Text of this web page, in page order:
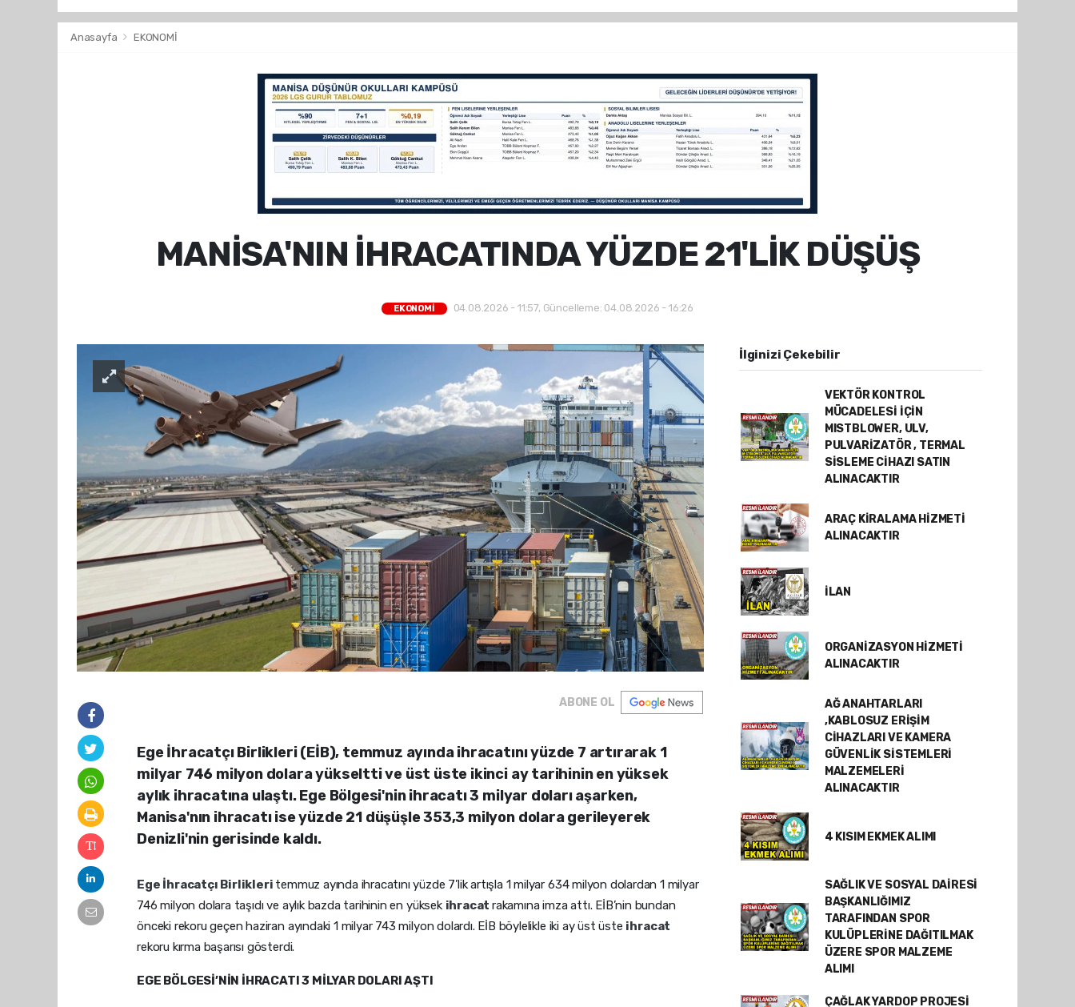
Anasayfa EKONOMİ
MANİSA'NIN İHRACATINDA YÜZDE 21'LİK DÜŞÜŞ
EKONOMİ 04.08.2026 - 11:57, Güncelleme: 04.08.2026 - 16:26
ABONE OL
Ege İhracatçı Birlikleri (EİB), temmuz ayında ihracatını yüzde 7 artırarak 1
milyar 746 milyon dolara yükseltti ve üst üste ikinci ay tarihinin en yüksek
aylık ihracatına ulaştı. Ege Bölgesi'nin ihracatı 3 milyar doları aşarken,
Manisa'nın ihracatı ise yüzde 21 düşüşle 353,3 milyon dolara gerileyerek
Denizli'nin gerisinde kaldı.
Ege İhracatçı Birlikleri temmuz ayında ihracatını yüzde 7’lik artışla 1 milyar 634 milyon dolardan 1 milyar
746 milyon dolara taşıdı ve aylık bazda tarihinin en yüksek ihracatrakamına imza attı. EİB’nin bundan
önceki rekoru geçen haziran ayındaki 1 milyar 743 milyon dolardı. EİB böylelikle iki ay üst üste ihracat
rekoru kırma başarısı gösterdi.
EGE BÖLGESİ’NİN İHRACATI 3 MİLYAR DOLARI AŞTI
İlginizi Çekebilir
VEKTÖR KONTROL
MÜCADELESİ İÇİN
MISTBLOWER, ULV,
PULVARİZATÖR , TERMAL
SİSLEME CİHAZI SATIN
ALINACAKTIR
ARAÇ KİRALAMA HİZMETİ
ALINACAKTIR
İLAN
ORGANİZASYON HİZMETİ
ALINACAKTIR
AĞ ANAHTARLARI
,KABLOSUZ ERİŞİM
CİHAZLARI VE KAMERA
GÜVENLİK SİSTEMLERİ
MALZEMELERİ
ALINACAKTIR
4 KISIM EKMEK ALIMI
SAĞLIK VE SOSYAL DAİRESİ
BAŞKANLIĞIMIZ
TARAFINDAN SPOR
KULÜPLERİNE DAĞITILMAK
ÜZERE SPOR MALZEME
ALIMI
ÇAĞLAK YARDOP PROJESİ